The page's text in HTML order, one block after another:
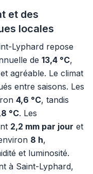
et des
locales
Lyphard repose
de 13,4 °C,
agréable. Le climat
entre saisons. Les
4,6 °C, tandis
°C. Les
2,2 mm par jour et
8 h,
et luminosité.
à Saint-Lyphard,